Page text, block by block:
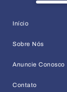
Início
Sobre Nós
Anuncie Conosco
Contato